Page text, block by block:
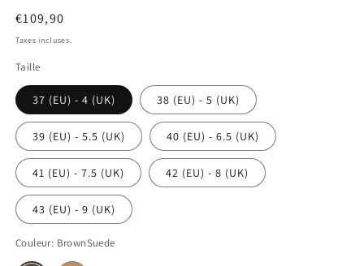
Prix
habituel
€109,90
Taxes incluses.
Taille
37 (EU) - 4 (UK) 38 (EU) - 5 (UK)
39 (EU) - 5.5 (UK) 40 (EU) - 6.5 (UK)
41 (EU) - 7.5 (UK) 42 (EU) - 8 (UK)
43 (EU) - 9 (UK)
Couleur: BrownSuede